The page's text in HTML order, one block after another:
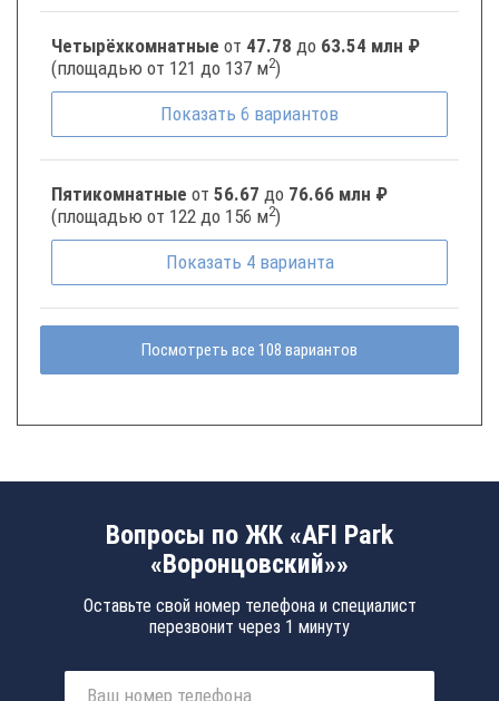
Четырёхкомнатные от 47.78 до 63.54 млн ₽
(площадью от 121 до 137 м2)
Показать 6 вариантов
Пятикомнатные от 56.67 до 76.66 млн ₽
(площадью от 122 до 156 м2)
Показать 4 варианта
Посмотреть все 108 вариантов
Вопросы по ЖК «AFI Park
«Воронцовский»»
Оставьте свой номер телефона и специалист
перезвонит через 1 минуту